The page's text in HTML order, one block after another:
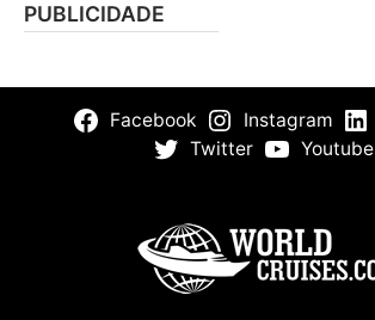
PUBLICIDADE
Facebook Instagram
Twitter
Youtube